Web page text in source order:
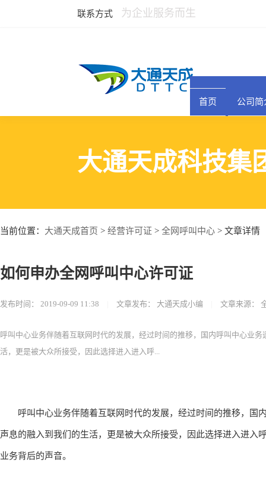
联系方式 为企业服务而生
首页 公司简
大通天成科技集
当前位置： 大通天成首页 > 经营许可证 > 全网呼叫中心 > 文章详情
如何申办全网呼叫中心许可证
发布时间： 2019-09-09 11:38 文章发布： 大通天成小编 文章来源：
呼叫中心业务伴随着互联网时代的发展，经过时间的推移，国内呼叫中心业
活，更是被大众所接受，因此选择进入进入呼...
呼叫中心业务伴随着互联网时代的发展，经过时间的推移，国
声息的融入到我们的生活，更是被大众所接受，因此选择进入进入
业务背后的声音。